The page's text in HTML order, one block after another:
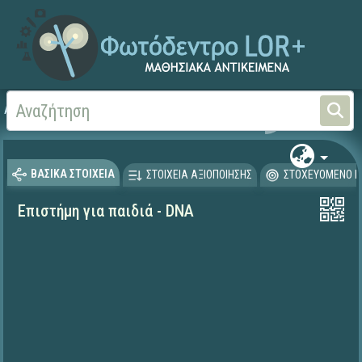
Αρχική
ΒΑΣΙΚΑ ΣΤΟΙΧΕΙΑ ΣΤΟΙΧΕΙΑ ΑΞΙΟΠΟΙΗΣΗΣ ΣΤΟΧΕΥΟΜΕΝΟ
Επιστήμη για παιδιά - DNA